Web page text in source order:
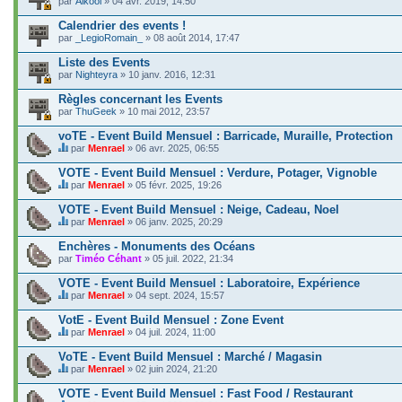
Calendrier des events !
par _LegioRomain_ » 08 août 2014, 17:47
Liste des Events
par Nighteyra » 10 janv. 2016, 12:31
Règles concernant les Events
par ThuGeek » 10 mai 2012, 23:57
voTE - Event Build Mensuel : Barricade, Muraille, Protection
C
e
s
u
j
e
o
n
t
i
e
n
t
u
n
s
o
n
d
a
g
par Menrael » 06 avr. 2025, 06:55
VOTE - Event Build Mensuel : Verdure, Potager, Vignoble
C
e
s
u
j
e
t
o
n
i
e
n
t
u
n
s
o
n
par Menrael » 05 févr. 2025, 19:26
VOTE - Event Build Mensuel : Neige, Cadeau, Noel
C
s
u
j
e
o
n
i
e
n
t
u
par Menrael » 06 janv. 2025, 20:29
Enchères - Monuments des Océans
par Timéo Céhant » 05 juil. 2022, 21:34
VOTE - Event Build Mensuel : Laboratoire, Expérience
C
s
u
j
e
o
par Menrael » 04 sept. 2024, 15:57
VotE - Event Build Mensuel : Zone Event
C
e
s
u
j
e
par Menrael » 04 juil. 2024, 11:00
VoTE - Event Build Mensuel : Marché / Magasin
C
e
s
par Menrael » 02 juin 2024, 21:20
VOTE - Event Build Mensuel : Fast Food / Restaurant